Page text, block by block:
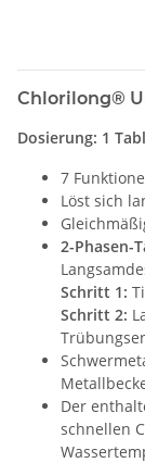
Chlorilong®
Dosierung: 1
7
Löst sich
2-Phasen-
Schritt 1:
Schritt 2:
Der
schnellen